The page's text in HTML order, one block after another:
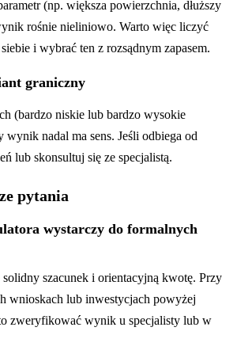
(np. większa powierzchnia, dłuższy
rośnie nieliniowo. Warto więc liczyć
i wybrać ten z rozsądnym zapasem.
graniczny
(bardzo niskie lub bardzo wysokie
wynik nadal ma sens. Jeśli odbiega od
lub skonsultuj się ze specjalistą.
pytania
wystarczy do formalnych
szacunek i orientacyjną kwotę. Przy
wnioskach lub inwestycjach powyżej
zweryfikować wynik u specjalisty lub w